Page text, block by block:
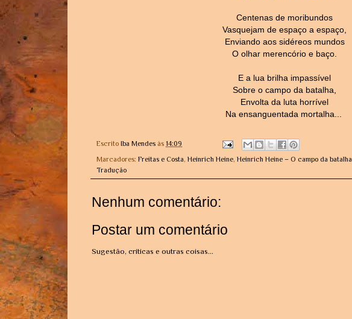
Centenas de moribundos
Vasquejam de espaço a espaço,
Enviando aos sidéreos mundos
O olhar merencório e baço.
E a lua brilha impassível
Sobre o campo da batalha,
Envolta da luta horrível
Na ensanguentada mortalha...
Escrito Iba Mendes às 14:09
Marcadores: Freitas e Costa, Heinrich Heine, Heinrich Heine – O campo da batalha
Tradução
Nenhum comentário:
Postar um comentário
Sugestão, críticas e outras coisas...